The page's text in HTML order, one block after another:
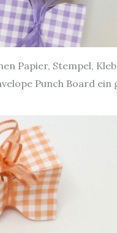
Papier, Stempel,
Punch Board